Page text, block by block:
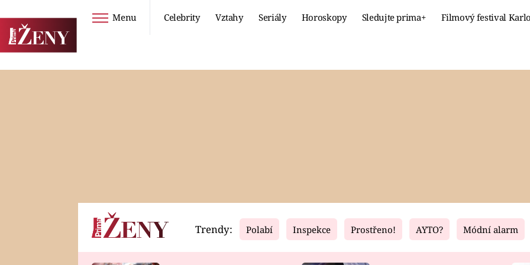
Menu Celebrity Vztahy Seriály Horoskopy Sledujte prima+ Filmový festival
Horoskopy Video Fresh Living
Trendy: Polabí Inspekce Prostřeno! AYTO? Módní alarm